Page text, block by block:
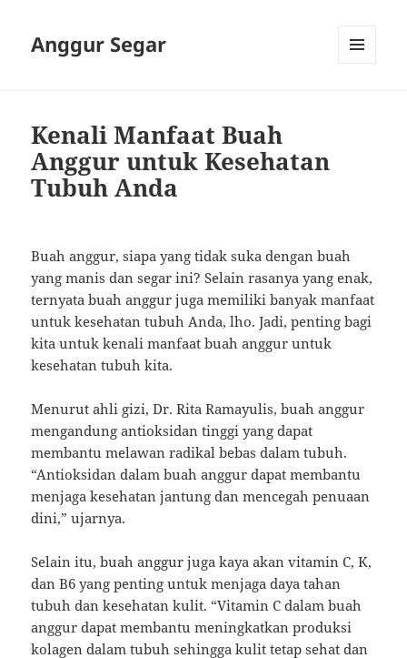
Anggur Segar
Kenali Manfaat Buah
Anggur untuk Kesehatan
Tubuh Anda
Buah anggur, siapa yang tidak suka dengan buah
yang manis dan segar ini? Selain rasanya yang enak,
ternyata buah anggur juga memiliki banyak manfaat
untuk kesehatan tubuh Anda, lho. Jadi, penting bagi
kita untuk kenali manfaat buah anggur untuk
kesehatan tubuh kita.
Menurut ahli gizi, Dr. Rita Ramayulis, buah anggur
mengandung antioksidan tinggi yang dapat
membantu melawan radikal bebas dalam tubuh.
“Antioksidan dalam buah anggur dapat membantu
menjaga kesehatan jantung dan mencegah penuaan
dini,” ujarnya.
Selain itu, buah anggur juga kaya akan vitamin C, K,
dan B6 yang penting untuk menjaga daya tahan
tubuh dan kesehatan kulit. “Vitamin C dalam buah
anggur dapat membantu meningkatkan produksi
kolagen dalam tubuh sehingga kulit tetap sehat dan